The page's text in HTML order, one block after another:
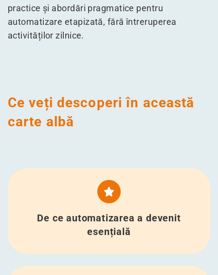
practice și abordări pragmatice pentru
automatizare etapizată, fără întreruperea
activităților zilnice.
Ce veți descoperi în această
carte albă
De ce automatizarea a devenit
esențială